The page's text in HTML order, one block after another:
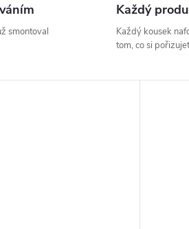
smontoval
Každý
Každý kousek
tom, co si